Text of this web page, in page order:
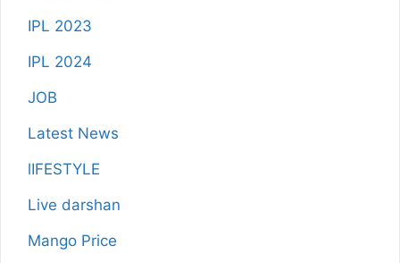
IPL 2023
IPL 2024
JOB
Latest News
lIFESTYLE
Live darshan
Mango Price